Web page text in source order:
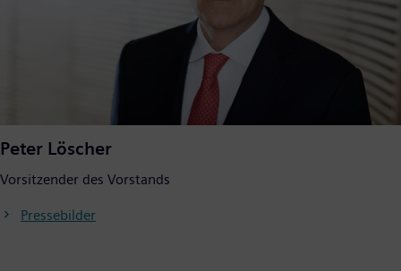
Peter Löscher
Vorsitzender des Vorstands
Pressebilder